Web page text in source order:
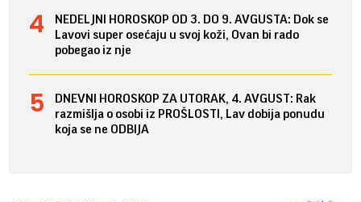
NEDELJNI HOROSKOP OD 3. DO 9. AVGUSTA: Dok se
Lavovi super osećaju u svoj koži, Ovan bi rado
pobegao iz nje
DNEVNI HOROSKOP ZA UTORAK, 4. AVGUST: Rak
razmišlja o osobi iz PROŠLOSTI, Lav dobija ponudu
koja se ne ODBIJA